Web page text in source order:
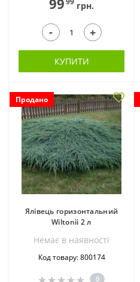
99 грн.
- +
КУПИТИ
Продано
Ялівець горизонтальний
Wiltonii 2 л
Немає в наявностi
Код товару: 800174
0